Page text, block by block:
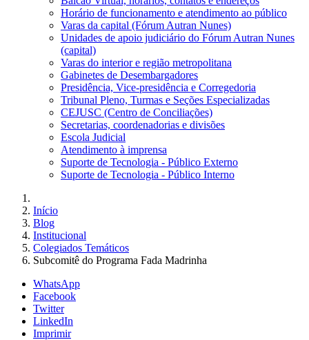
Horário de funcionamento e atendimento ao público
Varas da capital (Fórum Autran Nunes)
Unidades de apoio judiciário do Fórum Autran Nunes
(capital)
Varas do interior e região metropolitana
Gabinetes de Desembargadores
Presidência, Vice-presidência e Corregedoria
Tribunal Pleno, Turmas e Seções Especializadas
CEJUSC (Centro de Conciliações)
Secretarias, coordenadorias e divisões
Escola Judicial
Atendimento à imprensa
Suporte de Tecnologia - Público Externo
Suporte de Tecnologia - Público Interno
Início
Blog
Institucional
Colegiados Temáticos
Subcomitê do Programa Fada Madrinha
WhatsApp
Facebook
Twitter
LinkedIn
Imprimir